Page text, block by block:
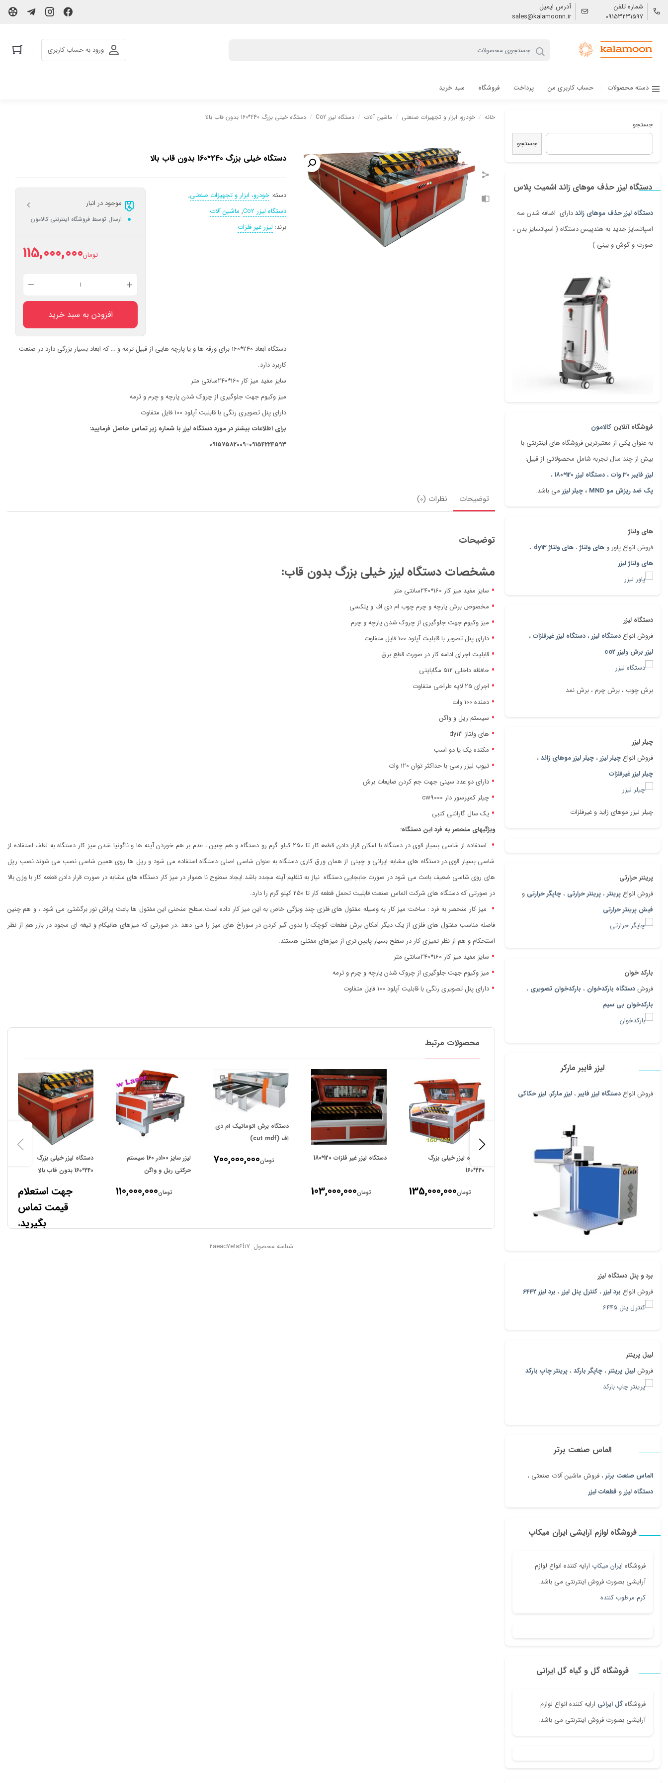
شماره تلفن
09153231597
آدرس ایمیل
sales@kalamoonn.ir
ورود به حساب کاربری
دسته محصولات حساب کاربری من پرداخت فروشگاه سبد خرید
جستجو
جستجو
دستگاه لیزر حذف موهای زائد اشمیت پلاس
دستگاه لیزر حذف موهای زائددارای اضافه شدن سه
اسپاتسایز جدید به هندپیس دستگاه ( اسپاتسایز بدن ،
صورت و گوش و بینی )
فروشگاه آنلاین کالامون
به عنوان یکی از معتبرترین فروشگاه های اینترنتی با
بیش از چند سال تجربه شامل محصولاتی از قبیل:
لیزر فایبر 30 وات
، دستگاه لیزر 120*180
،
پک ضد ریزش مو MND
، چیلر لیزر می باشد.
های ولتاژ
فروش انواع پاور و های ولتاژ ، های ولتاژ dy13
،
های ولتاژ لیزر
دستگاه لیزر
فروش انواع دستگاه لیزر ، دستگاه لیزر غیرفلزات ،
لیزر برش ولیزر co2
برش چوب ، برش چرم ، برش نمد
چیلر لیزر
فروش انواع چیلر لیزر، چیلر لیزر موهای زائد ،
چیلر لیزر غیرفلزات
چیلر لیزر موهای زاید و غیرفلزات
پرینتر حرارتی
فروش انواع پرینتر ، پرینتر حرارتی ، چاپگر حرارتی و
فیش پرینتر حرارتی
بارکد خوان
فروشدستگاه بارکدخوان ، بارکدخوان تصویری ،
بارکدخوان بی سیم
لیزر فایبر مارکر
فروش انواع دستگاه لیزر فایبر، لیزر مارکر، لیزر حکاکی
برد و پنل دستگاه لیزر
فروش انواع برد لیزر ، کنترل پنل لیزر ، برد لیزر 6442
لیبل پرینتر
فروشلیبل پرینتر ، چاپگر بارکد ، پرینتر چاپ بارکد
الماس صنعت برتر
الماس صنعت برتر ، فروش ماشین آلات صنعتی ،
دستگاه لیزرو قطعات لیزر
فروشگاه لوازم آرایشی ایران میکاپ
فروشگاه ایران میکاپ ارایه کننده انواع لوازم
آرایشی بصورت فروش اینترنتی می باشد.
کرم مرطوب کننده
فروشگاه گل و گیاه گل ایرانی
فروشگاهگل ایرانی ارایه کننده انواع لوازم
آرایشی بصورت فروش اینترنتی می باشد.
خانه / خودرو، ابزار و تجهیزات صنعتی / ماشین آلات / دستگاه لیزر Co2 / دستگاه خیلی بزرگ 240*160 بدون قاب بالا
دستگاه خیلی بزرگ 240*160 بدون قاب بالا
دسته: خودرو، ابزار و تجهیزات صنعتی,
دستگاه لیزر Co2
, ماشین آلات
برند: لیزر غیر فلزات
موجود در انبار
ارسال توسط فروشگاه اینترنتی کالامون
تومان115,000,000
افزودن به سبد خرید
دستگاه ابعاد 240*160 برای ورقه ها و یا پارچه هایی از قبیل ترمه و … که ابعاد بسیار بزرگی دارد در صنعت
کاربرد دارد.
سایز مفید میز کار 160*240سانتی متر
میز وکیوم جهت جلوگیری از چروک شدن پارچه و چرم و ترمه
دارای پنل تصویری رنگی با قابلیت آپلود 100 فایل متفاوت
برای اطلاعات بیشتر در مورد دستگاه لیزر با شماره زیر تماس حاصل فرمایید:
09157582009-09154224593
توضیحات نظرات (0)
توضیحات
مشخصات دستگاه لیزر خیلی بزرگ بدون قاب:
سایز مفید میز کار 160*240سانتی متر
مخصوص برش پارچه و چرم چوب ام دی اف و پلکسی
میز وکیوم جهت جلوگیری از چروک شدن پارچه و چرم
دارای پنل تصویر با قابلیت آپلود 100 فایل متفاوت
قابلیت اجرای ادامه کار در صورت قطع برق
حافظه داخلی 512 مگابایتی
اجرای 25 لایه طراحی متفاوت
دمنده 100 وات
سیستم ریل و واگن
های ولتاژ dy13
مکنده یک یا دو اسب
تیوب لیزر رسی با حداکثر توان 120 وات
دارای دو عدد سینی جهت جم کردن ضایعات برش
چیلر کمپرسور دار cw9000
یک سال گارانتی کتبی
ویژگیهای منحصر به فرد این دستگاه:
استفاده از شاسی بسیار قوی در دستگاه با امکان قرار دادن قطعه کار تا 250 کیلو گرم رو دستگاه و هم چنین ، عدم بر هم خوردن آینه ها و ناگونیا شدن میز کار دستگاه به لطف استفاده از
شاسی بسیار قوی.در دستگاه های مشابه ایرانی و چینی از همان ورق کاری دستگاه به عنوان شاسی اصلی دستگاه استفاده می شود و ریل ها روی همین شاسی نصب می شوند.نصب ریل
های روی شاسی ضعیف باعث می شود در صورت جابجایی دستگاه نیاز به تنظیم آینه مجدد باشد.ایجاد سطوح نا هموار در میز کار دستگاه های مشابه در صورت قرار دادن قطعه کار با وزن بالا
در صورتی که دستگاه های شرکت الماس صنعت قابلیت تحمل قطعه کار تا 250 کیلو گرم را دارد.
میز کار منحصر به فرد : ساخت میز کار به وسیله مفتول های فلزی چند ویژگی خاص به این میز کار داده است.سطح منحنی این مفتول ها باعث پراش نور برگشتی می شود ، و هم چنین
فاصله مناسب مفتول های فلزی از یک دیگر امکان برش قطعات کوچک را بدون گیر کردن در سوراخ های میز را می دهد .در صورتی که میزهای هانیکام و تیغه ای مجود در بازر هم از نظر
استحکام و هم از نظر تمیزی کار در سطح بسیار پایین تری از میزهای مفتلی هستند.
سایز مفید میز کار 160*240سانتی متر
میز وکیوم جهت جلوگیری از چروک شدن پارچه و چرم و ترمه
دارای پنل تصویری رنگی با قابلیت آپلود 100 فایل متفاوت
محصولات مرتبط
دستگاه لیزر خیلی بزرگ
240*160
تومان135,000,000
دستگاه لیزر غیر فلزات 120*180
تومان103,000,000
دستگاه برش اتوماتیک ام دی
اف (cut mdf)
تومان700,000,000
لیزر سایز 100در 160 سیستم
حرکتی ریل و واگن
تومان110,000,000
دستگاه لیزر خیلی بزرگ
240*160 بدون قاب بالا
جهت استعلام
قیمت تماس
بگیرید.
شناسه محصول: 2aeac7e1a6b7